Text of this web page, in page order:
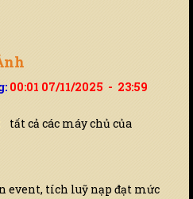
00:01 07/11/2025 - 23:59
tất cả các máy chủ của
event, tích luỹ nạp đạt mức